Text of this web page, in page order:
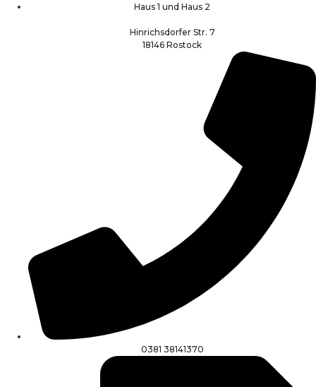
Haus 1 und Haus 2
Hinrichsdorfer Str. 7
18146 Rostock
0381 38141370